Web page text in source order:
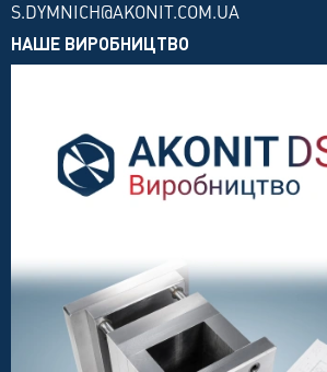
S.DYMNICH@AKONIT.COM.UA
НАШЕ ВИРОБНИЦТВО